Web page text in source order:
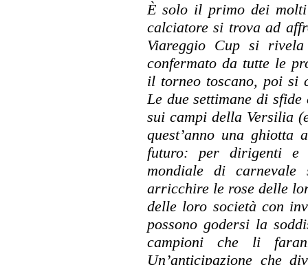
È solo il primo dei
calciatore si trova ad
Viareggio Cup si rivela
confermato da tutte le
il torneo toscano, poi si
Le due settimane di
sui campi della Versilia
quest’anno una ghiotta
futuro: per dirigenti e
mondiale di
arricchire le rose delle
delle loro società con
possono godersi la
campioni che li
Un’anticipazione che